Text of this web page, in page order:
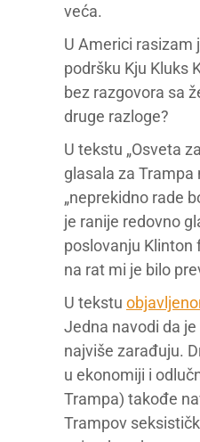
veća.
U Americi rasizam
podršku Kju Kluks
bez razgovora sa
druge razloge?
U tekstu „Osveta
glasala za
„neprekidno rade
je ranije redovno
poslovanju Klinton
na rat mi je bilo
U tekstu
Jedna navodi da
najviše zarađuju.
u ekonomiji i
Trampa) takođe
Trampov